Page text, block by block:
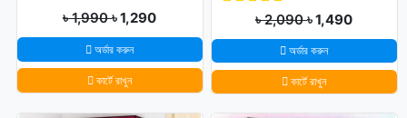
৳ 1,990৳ 1,290
অর্ডার করুন
কার্টে রাখুন
৳ 2,090৳ 1,490
অর্ডার করুন
কার্টে রাখুন